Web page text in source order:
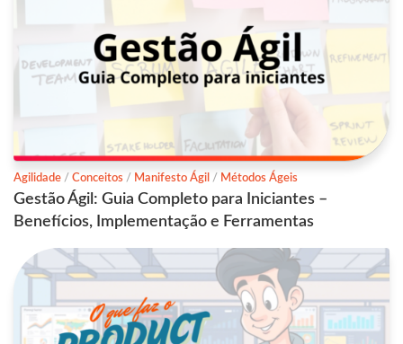
Agilidade / Conceitos / Manifesto Ágil / Métodos Ágeis
Gestão Ágil: Guia Completo para Iniciantes –
Benefícios, Implementação e Ferramentas